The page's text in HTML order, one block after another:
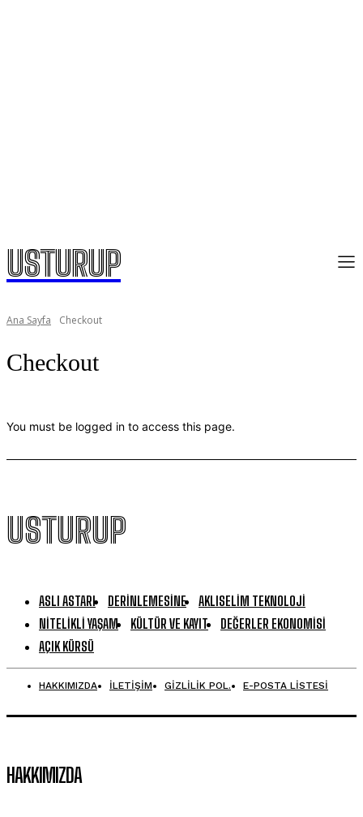
USTURUP
Ana Sayfa Checkout
Checkout
You must be logged in to access this page.
USTURUP
ASLI ASTARI DERINLEMESINE
AKLISELIM TEKNOLOJI
NITELIKLI YAŞAM
KÜLTÜR VE KAYIT
DEĞERLER EKONOMISI
AÇIK KÜRSÜ
HAKKIMIZDA İLETİŞİM GİZLİLİK POL. E-POSTA LİSTESİ
HAKKIMIZDA